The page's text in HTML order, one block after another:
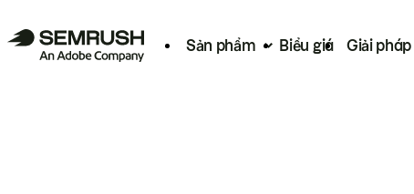
Sản phẩm Biểu giá Giải pháp